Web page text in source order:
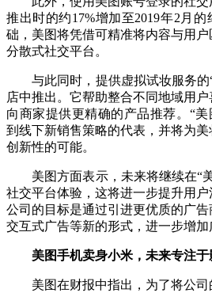
推出时的约17%增加至2019年2月
础，美图将凭借可精准将内容与用
分散式社交平台。
与此同时，提供虚拟试妆服务的“
店中推出。它帮助整合不同地域用
向商家提供更精确的产品推荐。“
到线下新销售策略的代表，并将为
创新性的可能。
美图方面表示，未来将继续在“
社交平台体验，这将进一步提升用户
公司的目标是通过引进更优质的广
交互式广告等新的形式，进一步增加
美图手机卖身小米，未来专注于
美图在财报中指出，为了将公司